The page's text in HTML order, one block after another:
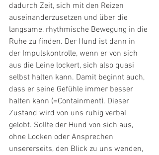
dadurch Zeit, sich mit den Reizen
auseinanderzusetzen und über die
langsame, rhythmische Bewegung in die
Ruhe zu finden. Der Hund ist dann in
der Impulskontrolle, wenn er von sich
aus die Leine lockert, sich also quasi
selbst halten kann. Damit beginnt auch,
dass er seine Gefühle immer besser
halten kann (=Containment). Dieser
Zustand wird von uns ruhig verbal
gelobt. Sollte der Hund von sich aus,
ohne Locken oder Ansprechen
unsererseits, den Blick zu uns wenden,